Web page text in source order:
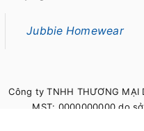
Công ty TNHH THƯƠNG MẠI
MST: 0000000000 do
Jubbie Homewear